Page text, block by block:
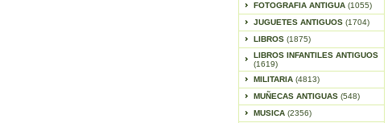
FOTOGRAFIA ANTIGUA (1055)
JUGUETES ANTIGUOS (1704)
LIBROS (1875)
LIBROS INFANTILES ANTIGUOS
(1619)
MILITARIA (4813)
MUÑECAS ANTIGUAS (548)
MUSICA (2356)